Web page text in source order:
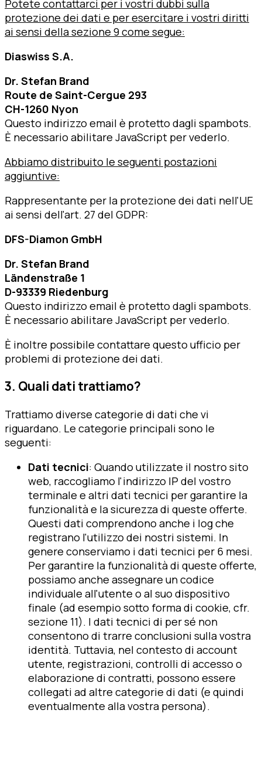
Potete contattarci per i vostri dubbi sulla
protezione dei dati e per esercitare i vostri diritti
ai sensi della sezione 9 come segue:
Diaswiss S.A.
Dr. Stefan Brand
Route de Saint-Cergue 293
CH-1260 Nyon
Questo indirizzo email è protetto dagli spambots.
È necessario abilitare JavaScript per vederlo.
Abbiamo distribuito le seguenti postazioni
aggiuntive:
Rappresentante per la protezione dei dati nell'UE
ai sensi dell'art. 27 del GDPR:
DFS-Diamon GmbH
Dr. Stefan Brand
Ländenstraße 1
D-93339 Riedenburg
Questo indirizzo email è protetto dagli spambots.
È necessario abilitare JavaScript per vederlo.
È inoltre possibile contattare questo ufficio per
problemi di protezione dei dati.
3. Quali dati trattiamo?
Trattiamo diverse categorie di dati che vi
riguardano. Le categorie principali sono le
seguenti:
Dati tecnici: Quando utilizzate il nostro sito
web, raccogliamo l'indirizzo IP del vostro
terminale e altri dati tecnici per garantire la
funzionalità e la sicurezza di queste offerte.
Questi dati comprendono anche i log che
registrano l'utilizzo dei nostri sistemi. In
genere conserviamo i dati tecnici per 6 mesi.
Per garantire la funzionalità di queste offerte,
possiamo anche assegnare un codice
individuale all'utente o al suo dispositivo
finale (ad esempio sotto forma di cookie, cfr.
sezione 11). I dati tecnici di per sé non
consentono di trarre conclusioni sulla vostra
identità. Tuttavia, nel contesto di account
utente, registrazioni, controlli di accesso o
elaborazione di contratti, possono essere
collegati ad altre categorie di dati (e quindi
eventualmente alla vostra persona).